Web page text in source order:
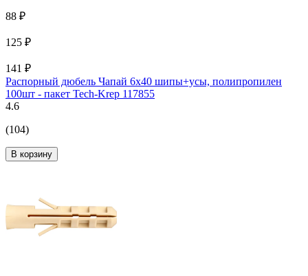
88 ₽
125 ₽
141 ₽
Распорный дюбель Чапай 6х40 шипы+усы, полипропилен
100шт - пакет Tech-Krep 117855
4.6
(104)
В корзину